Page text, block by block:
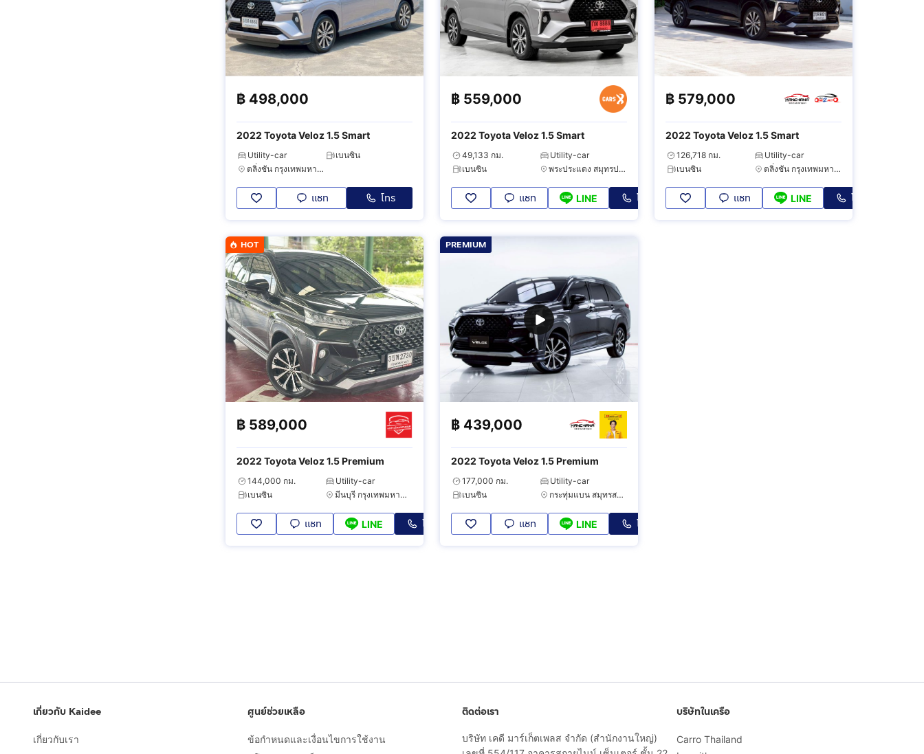
฿ 498,000
2022 Toyota Veloz 1.5 Smart
Utility-car
เบนซิน
ตลิ่งชัน กรุงเทพมหานคร
แชท โทร
฿ 559,000
2022 Toyota Veloz 1.5 Smart
49,133 กม.
Utility-car
เบนซิน
พระประแดง สมุทรปราการ
แชท LINE โทร
฿ 579,000
2022 Toyota Veloz 1.5 Smart
126,718 กม.
Utility-car
เบนซิน
ตลิ่งชัน กรุงเทพมหานคร
แชท LINE โทร
HOT
฿ 589,000
2022 Toyota Veloz 1.5 Premium
144,000 กม.
Utility-car
เบนซิน
มีนบุรี กรุงเทพมหานคร
แชท LINE โทร
PREMIUM
฿ 439,000
2022 Toyota Veloz 1.5 Premium
177,000 กม.
Utility-car
เบนซิน
กระทุ่มแบน สมุทรสาคร
แชท LINE โทร
เกี่ยวกับ Kaidee
เกี่ยวกับเรา
ศูนย์ช่วยเหลือ
ข้อกำหนดและเงื่อนไขการใช้งาน
ติดต่อเรา
บริษัท เคดี มาร์เก็ตเพลส จำกัด (สำนักงานใหญ่)
บริษัทในเครือ
Carro Thailand